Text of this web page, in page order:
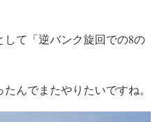
て「逆バンク旋回での8の
んでまたやりたいですね。